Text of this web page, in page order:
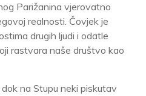
Parižanina vjerovatno
realnosti. Čovjek je
drugih ljudi i odatle
rastvara naše društvo kao
na Stupu neki piskutav